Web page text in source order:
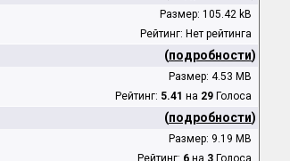
Размер: 105.42 kB
Рейтинг: Нет рейтинга
(подробности)
Размер: 4.53 MB
Рейтинг: 5.41 на 29 Голоса
(подробности)
Размер: 9.19 MB
Рейтинг: 6 на 3 Голоса